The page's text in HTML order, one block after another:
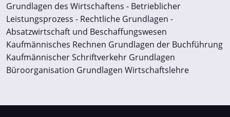
Grundlagen des Wirtschaftens - Betrieblicher
Leistungsprozess - Rechtliche Grundlagen -
Absatzwirtschaft und Beschaffungswesen
Kaufmännisches Rechnen Grundlagen der Buchführung
Kaufmännischer Schriftverkehr Grundlagen
Büroorganisation Grundlagen Wirtschaftslehre